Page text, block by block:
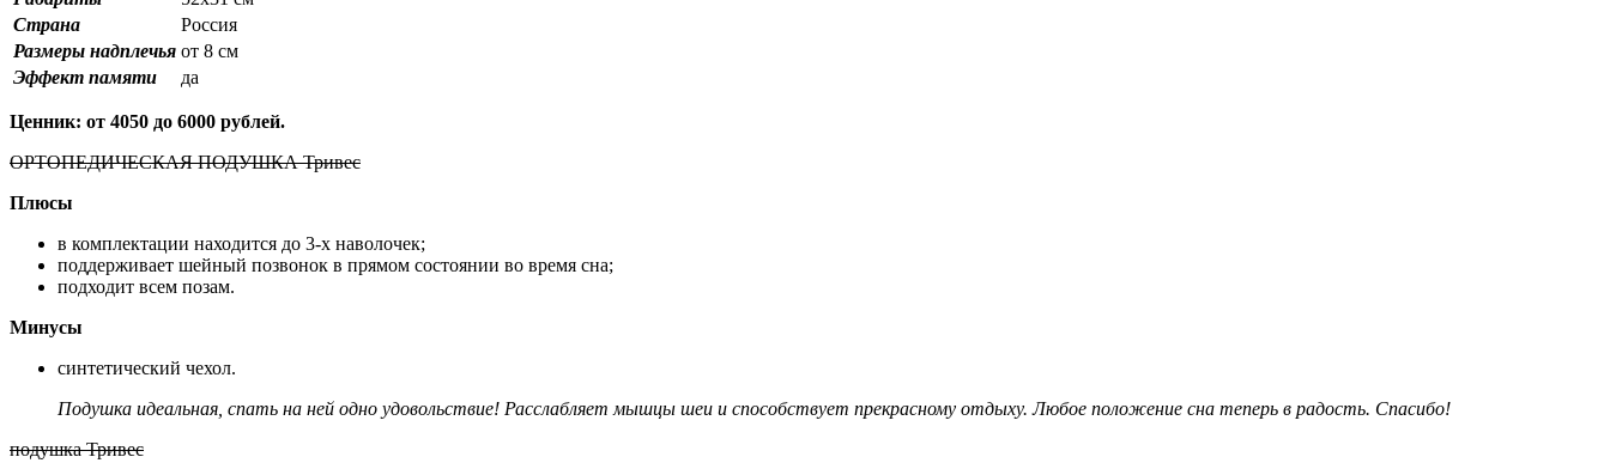
Страна
Россия
Размеры надплечья от 8 см
Эффект памяти
да
Ценник: от 4050 до 6000 рублей.
ОРТОПЕДИЧЕСКАЯ ПОДУШКА Тривес
Плюсы
в комплектации находится до 3-х наволочек;
поддерживает шейный позвонок в прямом состоянии во время сна;
подходит всем позам.
Минусы
синтетический чехол.
Подушка идеальная, спать на ней одно удовольствие! Расслабляет мышцы шеи и способствует прекрасному отдыху. Любое положение сна теперь в радость. Спасибо!
подушка Тривес